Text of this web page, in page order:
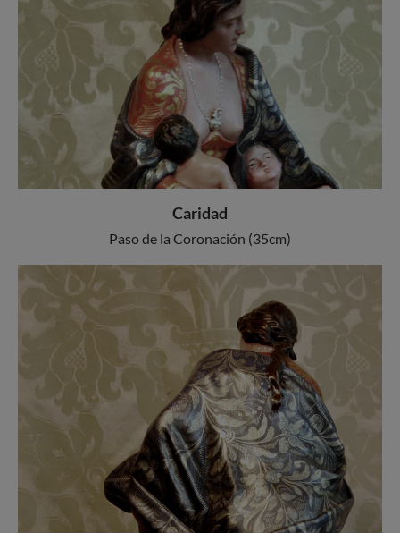
Caridad
Paso de la Coronación (35cm)